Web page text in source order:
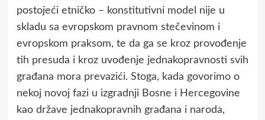
postojeći etničko – konstitutivni model nije u
skladu sa evropskom pravnom stečevinom i
evropskom praksom, te da ga se kroz provođenje
tih presuda i kroz uvođenje jednakopravnosti svih
građana mora prevazići. Stoga, kada govorimo o
nekoj novoj fazi u izgradnji Bosne i Hercegovine
kao države jednakopravnih građana i naroda,